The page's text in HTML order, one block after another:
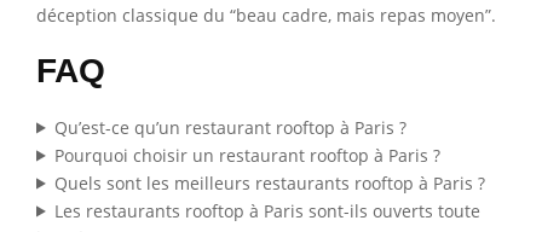
déception classique du “beau cadre, mais repas moyen”.
FAQ
Qu’est-ce qu’un restaurant rooftop à Paris ?
Pourquoi choisir un restaurant rooftop à Paris ?
Quels sont les meilleurs restaurants rooftop à Paris ?
Les restaurants rooftop à Paris sont-ils ouverts toute